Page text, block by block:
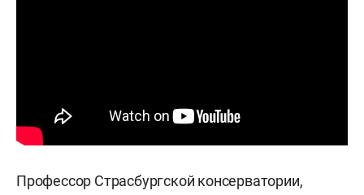
Профессор Страсбургской консерватории,